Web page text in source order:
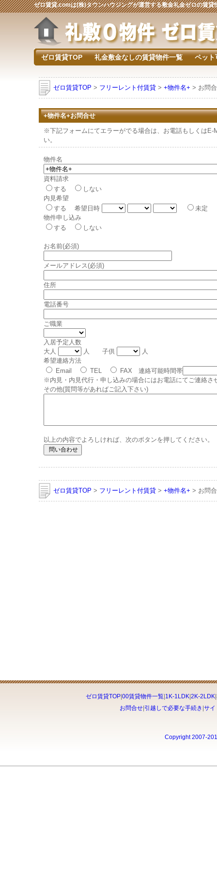
ゼロ賃貸.comは(株)タウンハウジングが運営する敷金礼金ゼロの賃貸
ゼロ賃貸TOP 礼金敷金なしの賃貸物件一覧 ペット
ゼロ賃貸TOP > フリーレント付賃貸 > +物件名+ > お問
+物件名+お問合せ
※下記フォームにてエラーがでる場合は、お電話もしくはE-
い。
物件名
資料請求
する
しない
内見希望
する 希望日時
未定
物件申し込み
する
しない
お名前(必須)
メールアドレス(必須)
住所
電話番号
ご職業
入居予定人数
大人
人 子供
人
希望連絡方法
Email
TEL
FAX 連絡可能時間帯
※内見・内見代行・申し込みの場合にはお電話にてご連絡さ
その他(質問等があればご記入下さい)
以上の内容でよろしければ、次のボタンを押してください。
ゼロ賃貸TOP > フリーレント付賃貸 > +物件名+ > お問
ゼロ賃貸TOP| 00賃貸物件一覧| 1K-1LDK| 2K-2LDK|
お問合せ 引越しで必要な手続き サイ
Copyright 2007-